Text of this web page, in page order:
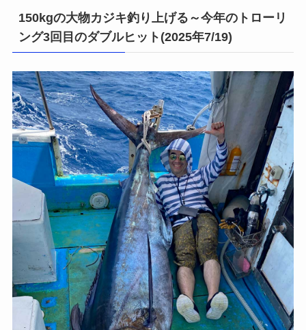
150kgの大物カジキ釣り上げる～今年のトローリ
ング3回目のダブルヒット(2025年7/19)